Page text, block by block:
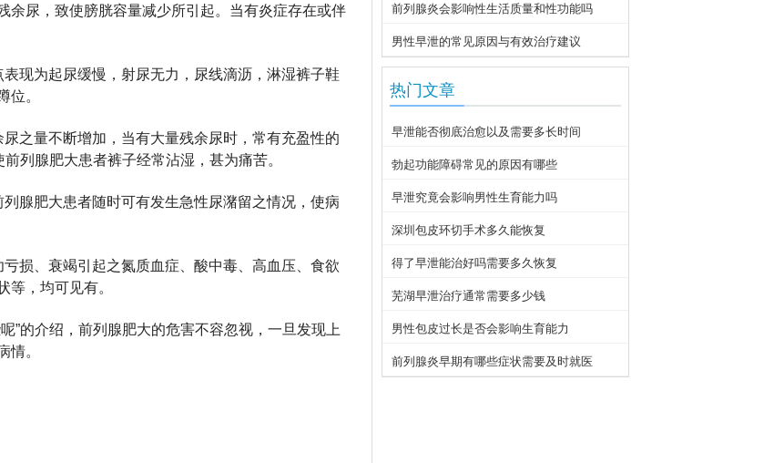
余尿，致使膀胱容量减少所引起。当有炎症存在或伴
表现为起尿缓慢，射尿无力，尿线滴沥，淋湿裤子鞋
位。
尿之量不断增加，当有大量残余尿时，常有充盈性的
列腺肥大患者裤子经常沾湿，甚为痛苦。
列腺肥大患者随时可有发生急性尿潴留之情况，使病
亏损、衰竭引起之氮质血症、酸中毒、高血压、食欲
等，均可见有。
”的介绍，前列腺肥大的危害不容忽视，一旦发现上
情。
前列腺炎会影响性生活质量和性功能吗
男性早泄的常见原因与有效治疗建议
热门文章
早泄能否彻底治愈以及需要多长时间
勃起功能障碍常见的原因有哪些
早泄究竟会影响男性生育能力吗
深圳包皮环切手术多久能恢复
得了早泄能治好吗需要多久恢复
芜湖早泄治疗通常需要多少钱
男性包皮过长是否会影响生育能力
前列腺炎早期有哪些症状需要及时就医